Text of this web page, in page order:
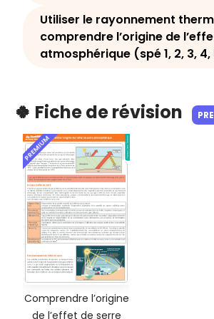
Utiliser le rayonnement
comprendre l’origine de
atmosphérique (spé 1, 2, 3, 4,
🍀 Fiche de révision
PREMIUM
Comprendre l’origine
de l’effet de serre